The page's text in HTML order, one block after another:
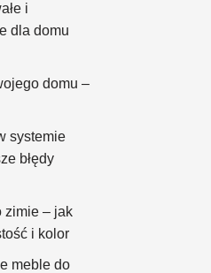
i
dla domu
domu –
systemie
błędy
zimie – jak
i kolor
meble do